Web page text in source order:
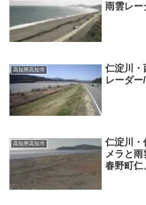
雨雲レー
高知県高知市
仁淀川・
レーダー
高知県高知市
仁淀川・
メラと
春野町仁